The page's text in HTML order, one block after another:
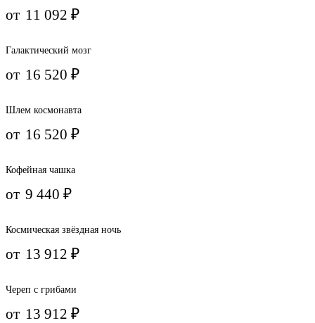
от 11 092₽
Галактический мозг
от 16 520₽
Шлем космонавта
от 16 520₽
Кофейная чашка
от 9 440₽
Космическая звёздная ночь
от 13 912₽
Череп с грибами
от 13 912₽